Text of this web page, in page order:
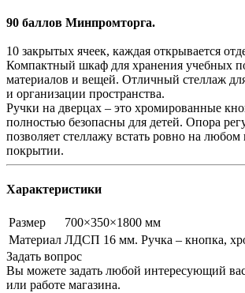
90 баллов Минпромторга.
10 закрытых ячеек, каждая открывается
Компактный шкаф для хранения учебных
материалов и вещей. Отличный стеллаж
и организации пространства.
Ручки на дверцах – это хромированные
полностью безопасны для детей. Опора
позволяет стеллажу встать ровно на
покрытии.
Характеристики
Размер
700×350×1800 мм
Материал ЛДСП 16 мм. Ручка – кнопка,
Задать вопрос
Вы можете задать любой интересующий
или работе магазина.